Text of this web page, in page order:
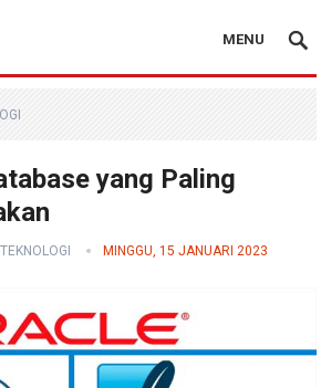
MENU
yang Paling
MINGGU, 15 JANUARI 2023